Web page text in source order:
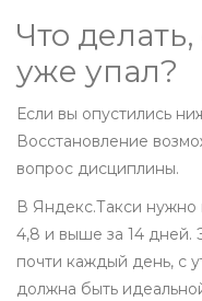
Что
уже упал?
Если вы опустились
Восстановление
вопрос дисциплины.
В Яндекс.Такси нужно
4,8 и выше за 14 дней.
почти каждый день, с
должна быть